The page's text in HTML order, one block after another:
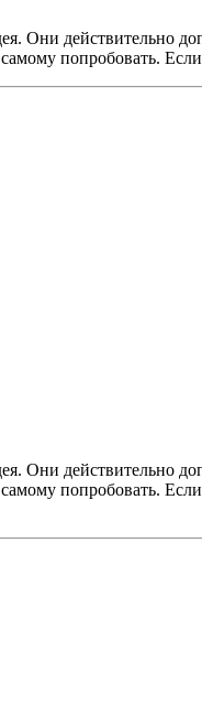
Они действительно
попробовать.
Они действительно
попробовать.